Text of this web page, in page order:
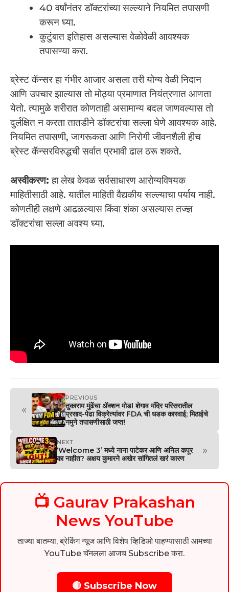
40 वर्षांनंतर डॉक्टरांच्या सल्ल्याने नियमित तपासणी
करून घ्या.
कुटुंबात इतिहास असल्यास वेळोवेळी आवश्यक
तपासण्या करा.
ब्रेस्ट कॅन्सर हा गंभीर आजार असला तरी योग्य वेळी निदान
आणि उपचार झाल्यास तो मोठ्या प्रमाणात नियंत्रणात आणता
येतो. त्यामुळे शरीरात कोणताही असामान्य बदल जाणवल्यास तो
दुर्लक्षित न करता तातडीने डॉक्टरांचा सल्ला घेणे आवश्यक आहे.
नियमित तपासणी, जागरूकता आणि निरोगी जीवनशैली हीच
ब्रेस्ट कॅन्सरविरुद्धची सर्वात प्रभावी ढाल ठरू शकते.
अस्वीकरण: हा लेख केवळ सर्वसाधारण आरोग्यविषयक
माहितीसाठी आहे. यातील माहिती वैद्यकीय सल्ल्याचा पर्याय नाही.
कोणतीही लक्षणे आढळल्यास किंवा शंका असल्यास तज्ज्ञ
डॉक्टरांचा सल्ला अवश्य घ्या.
«
PREVIOUS
तुकाराम मुंढेंचा ॲक्शन मोड! शेगाव मंदिर परिसरातील
प्रसाद-पेढा विक्रेत्यांवर FDA ची धडक कारवाई; मिठाईचे
नमुने तपासणीसाठी जप्त!
NEXT
‘Welcome 3’ मध्ये नाना पाटेकर आणि अनिल कपूर
का नाहीत? अक्षय कुमारने अखेर सांगितलं खरं कारण
»
📺 Gaurav Prakashan
News YouTube
ताज्या बातम्या, ब्रेकिंग न्यूज आणि विशेष व्हिडिओ पाहण्यासाठी आमच्या
YouTube चॅनलला आजच Subscribe करा.
🔴 Subscribe Now